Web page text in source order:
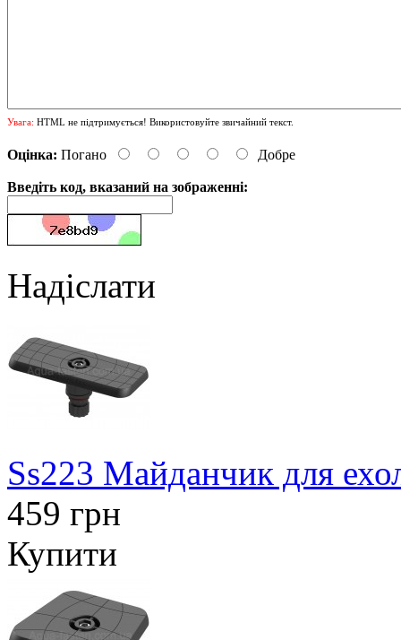
Увага: HTML не підтримується! Використовуйте звичайний текст.
Оцінка: Погано Добре
Введіть код, вказаний на зображенні:
Надіслати
Ss223 Майданчик для
459 грн
Купити